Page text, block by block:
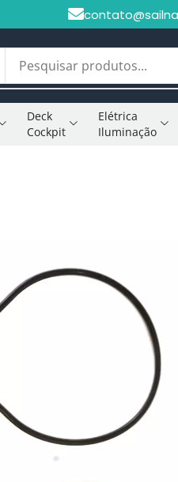
Deck
Cockpit
Elétrica
Iluminação